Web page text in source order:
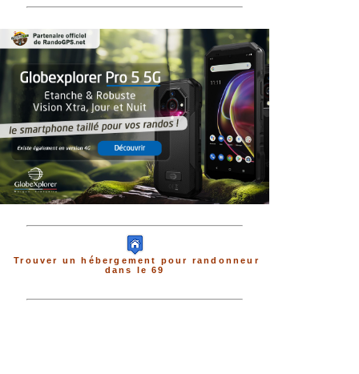
Trouver un hébergement pour randonneur
dans le 69